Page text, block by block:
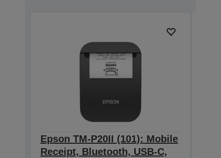
Epson TM-P20II (101): Mobile
Receipt, Bluetooth, USB-C,